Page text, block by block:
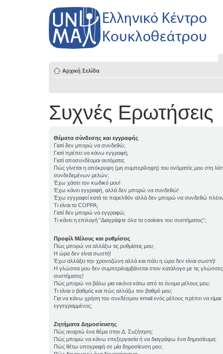
Αρχική Σελίδα
Συχνές Ερωτήσεις
Θέματα σύνδεσης και εγγραφής
Γιατί δεν μπορώ να συνδεθώ;
Γιατί πρέπει να κάνω εγγραφή;
Γιατί αποσυνδέομαι αυτόματα;
Πώς γίνεται η απόκρυψη (μη συμπερίληψη) του ονόματός μου στη
συνδεδεμένων μελών;
Έχω χάσει τον κωδικό μου!
Έχω κάνει εγγραφή, αλλά δεν μπορώ να συνδεθώ!
Έχω εγγραφεί κατά το παρελθόν αλλά δεν μπορώ να συνδεθώ
Τι είναι το COPPA;
Γιατί δεν μπορώ να εγγραφώ;
Τι κάνει η επιλογή “Διαγράψτε όλα τα cookies του συστήματος”;
Προφίλ Μέλους και ρυθμίσεις
Πώς μπορώ να αλλάξω τις ρυθμίσεις μου;
Η ώρα δεν είναι σωστή!
Έχω αλλάξει την χρονοζώνη αλλά και πάλι η ώρα δεν είναι σωστή!
Η γλώσσα μου δεν συμπεριλαμβάνεται στον κατάλογο με τις
συστήματος!
Πώς μπορώ να βάλω μια εικόνα κάτω από το όνομα μέλους μου;
Τι είναι ο βαθμός και πώς αλλάζω τον βαθμό μου;
Για να κάνω χρήση του συνδέσμου email ενός μέλους πρέπει να είμαι
εγγεγραμμένος;
Ζητήματα Δημοσίευσης
Πώς αναρτώ ένα θέμα στην Δ. Συζήτηση;
Πώς μπορώ να κάνω επεξεργασία ή να διαγράψω ένα δημοσίευμα;
Πώς θέτω υπογραφή σε μία δημοσίευση μου;